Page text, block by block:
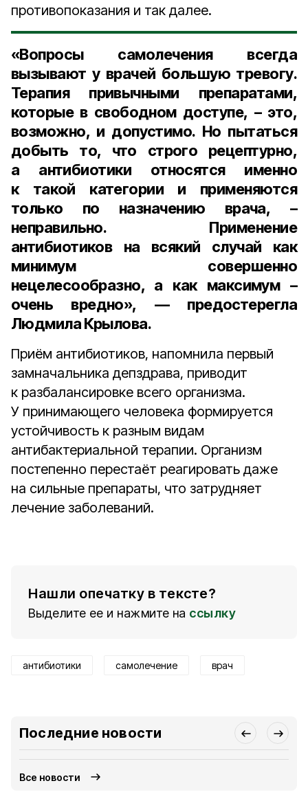
противопоказания и так далее.
«Вопросы самолечения всегда
вызывают у врачей большую тревогу.
Терапия привычными препаратами,
которые в свободном доступе, – это,
возможно, и допустимо. Но пытаться
добыть то, что строго рецептурно,
а антибиотики относятся именно
к такой категории и применяются
только по назначению врача, –
неправильно. Применение
антибиотиков на всякий случай как
минимум совершенно
нецелесообразно, а как максимум –
очень вредно», — предостерегла
Людмила Крылова.
Приём антибиотиков, напомнила первый
замначальника депздрава, приводит
к разбалансировке всего организма.
У принимающего человека формируется
устойчивость к разным видам
антибактериальной терапии. Организм
постепенно перестаёт реагировать даже
на сильные препараты, что затрудняет
лечение заболеваний.
Нашли опечатку в тексте?
Выделите ее и нажмите на ссылку
антибиотики самолечение врач
Последние новости
Все новости